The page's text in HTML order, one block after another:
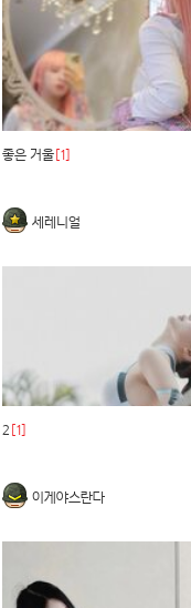
좋은 거울 [1]
세레니얼
2 [1]
이게야스란다